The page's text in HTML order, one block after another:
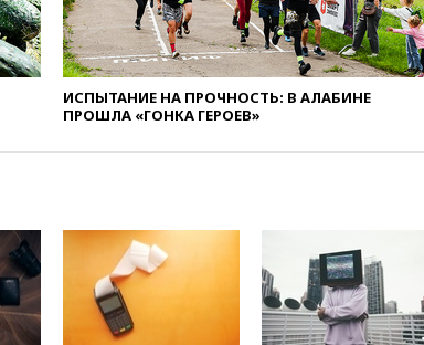
вчера, 20:15ТАСС: жизни
главы «Уралдронзавода»
после взрыва ничего не
угрожает
вчера, 20:08По всей Грузии
снова отключилось
вчера, 19:45
Памфилова: ЦИК
примет беспрецедентные
меры безопасности во время
выборов
ИСПЫТАНИЕ НА ПРОЧНОСТЬ: В АЛАБИНЕ
ПРОШЛА «ГОНКА ГЕРОЕВ»